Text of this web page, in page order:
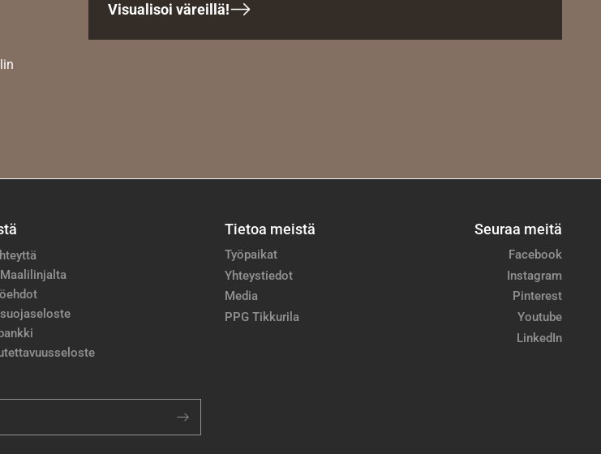
Visualisoi väreillä!
Tietoa meistä
Työpaikat
Yhteystiedot
Media
PPG Tikkurila
Seuraa meitä
Facebook
Instagram
Pinterest
Youtube
LinkedIn